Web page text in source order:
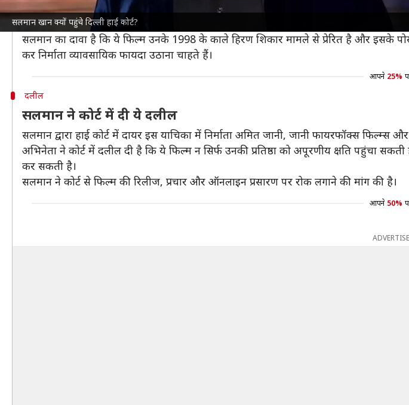
सलमान खान क्यों पहुंचे दिल्ली हाई कोर्ट?
सलमान ने अपनी निजता और व्यक्तित्व अधिकारों के उल्लंघन का आरोप लगाते हुए फिल्म ' काला
में याचिका दायर की है।
सलमान का दावा है कि ये फिल्म उनके 1998 के काले हिरण शिकार मामले से प्रेरित है और इसके
कर निर्माता व्यावसायिक फायदा उठाना चाहते हैं।
आपने 25%
दलील
सलमान ने कोर्ट में दी ये दलील
सलमान द्वारा हाई कोर्ट में दायर इस याचिका में निर्माता अमित जानी, जानी फायरफॉक्स फिल्म्स
अभिनेता ने कोर्ट में दलील दी है कि ये फिल्म न सिर्फ उनकी प्रतिष्ठा को अपूरणीय क्षति पहुंचा
कर सकती है।
सलमान ने कोर्ट से फिल्म की रिलीज, प्रचार और ऑनलाइन प्रसारण पर रोक लगाने की मांग की है।
आपने 50%